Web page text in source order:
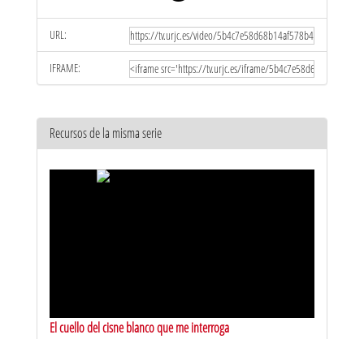
URL:
IFRAME:
Recursos de la misma serie
El cuello del cisne blanco que me interroga